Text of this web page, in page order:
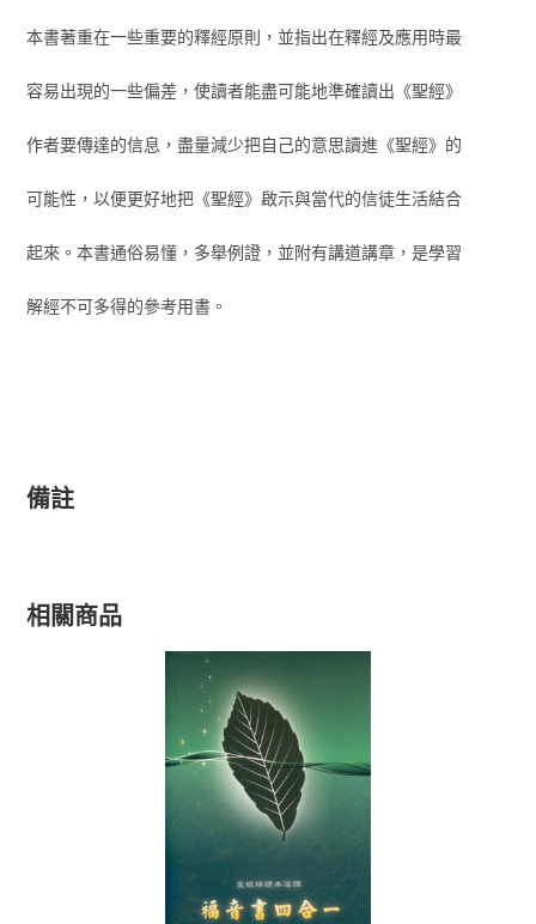
本書著重在一些重要的釋經原則，並指出在釋經及應用時最
容易出現的一些偏差，使讀者能盡可能地準確讀出《聖經》
作者要傳達的信息，盡量減少把自己的意思讀進《聖經》的
可能性，以便更好地把《聖經》啟示與當代的信徒生活結合
起來。本書通俗易懂，多舉例證，並附有講道講章，是學習
解經不可多得的參考用書。
備註
相關商品